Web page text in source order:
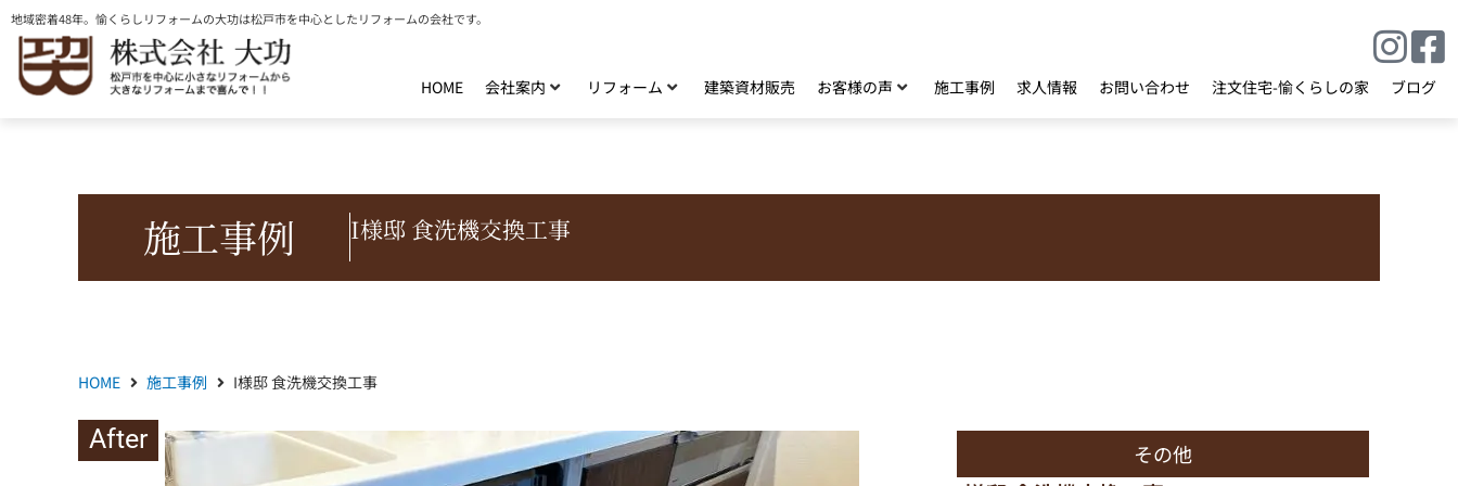
内地域密着48年。愉くらしリフォームの大功は松戸市を中心としたリフォームの会社です。
HOME 会社案内 リフォーム 建築資材販売 お客様の声 施工事例 求人情報 お問い合わせ 注文住宅-愉くらしの家 ブログ
施工事例 I様邸 食洗機交換工事
HOME 施工事例 I様邸 食洗機交換工事
After その他